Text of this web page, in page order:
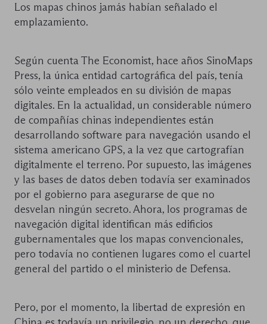
Los mapas chinos jamás habían señalado el
emplazamiento.
Según cuenta The Economist, hace años SinoMaps
Press, la única entidad cartográfica del país, tenía
sólo veinte empleados en su división de mapas
digitales. En la actualidad, un considerable número
de compañías chinas independientes están
desarrollando software para navegación usando el
sistema americano GPS, a la vez que cartografían
digitalmente el terreno. Por supuesto, las imágenes
y las bases de datos deben todavía ser examinados
por el gobierno para asegurarse de que no
desvelan ningún secreto. Ahora, los programas de
navegación digital identifican más edificios
gubernamentales que los mapas convencionales,
pero todavía no contienen lugares como el cuartel
general del partido o el ministerio de Defensa.
Pero, por el momento, la libertad de expresión en